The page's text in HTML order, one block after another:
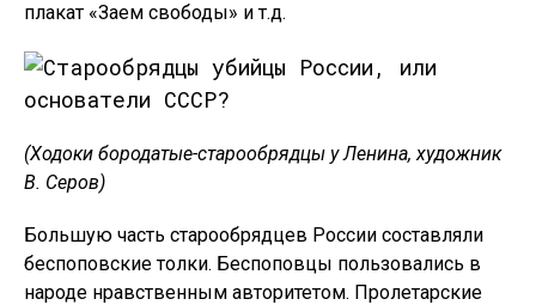
плакат «Заем свободы» и т.д.
(Ходоки бородатые-старообрядцы у Ленина, художник
В. Серов)
Большую часть старообрядцев России составляли
беспоповские толки. Беспоповцы пользовались в
народе нравственным авторитетом. Пролетарские